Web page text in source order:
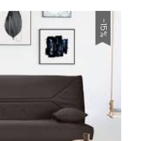
-15%